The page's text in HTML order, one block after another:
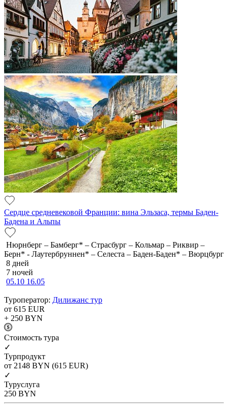
Сердце средневековой Франции: вина Эльзаса, термы Баден-
Бадена и Альпы
Нюрнберг – Бамберг* – Страсбург – Кольмар – Риквир –
Берн* - Лаутербруннен* – Селеста – Баден-Баден* – Вюрцбург
8 дней
7 ночей
05.10 16.05
Туроператор: Дилижанс тур
от 615 EUR
+ 250 BYN
Cтоимость тура
✓
Турпродукт
от 2148 BYN (615 EUR)
✓
Туруслуга
250 BYN